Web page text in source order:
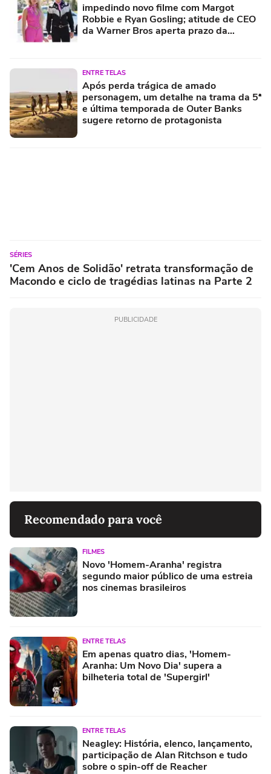
impedindo novo filme com Margot
Robbie e Ryan Gosling; atitude de CEO
da Warner Bros aperta prazo da
ENTRE TELAS
Após perda trágica de amado
personagem, um detalhe na trama da 5ª
e última temporada de Outer Banks
sugere retorno de protagonista
SÉRIES
'Cem Anos de Solidão' retrata transformação de
Macondo e ciclo de tragédias latinas na Parte 2
PUBLICIDADE
Recomendado para você
FILMES
Novo 'Homem-Aranha' registra
segundo maior público de uma estreia
nos cinemas brasileiros
ENTRE TELAS
Em apenas quatro dias, 'Homem-
Aranha: Um Novo Dia' supera a
bilheteria total de 'Supergirl'
ENTRE TELAS
Neagley: História, elenco, lançamento,
participação de Alan Ritchson e tudo
sobre o spin-off de Reacher